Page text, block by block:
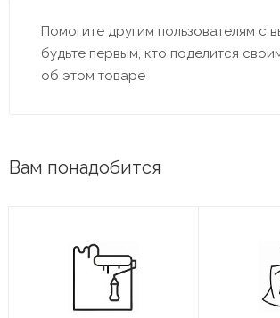
Помогите другим пользователям с
будьте первым, кто поделится
об этом товаре
Вам понадобится